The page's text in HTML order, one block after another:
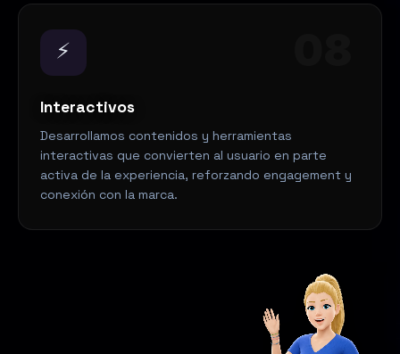
⚡
Interactivos
Desarrollamos contenidos y herramientas
interactivas que convierten al usuario en parte
activa de la experiencia, reforzando engagement y
conexión con la marca.